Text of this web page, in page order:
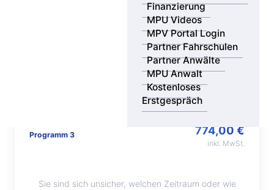
Finanzierung
MPU Videos
MPV Portal Login
Partner Fahrschulen
Partner Anwälte
MPU Anwalt
Kostenloses
Erstgespräch
258,00 €
inkl. MwSt.
516,00 €
Programm 3 774,00 €
inkl. MwSt.
Sie sind sich unsicher, welchen Zeitraum oder wie